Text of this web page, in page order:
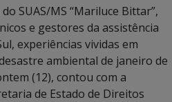
SUAS/MS “Mariluce Bittar”,
e gestores da assistência
experiências vividas em
ambiental de janeiro de
(12), contou com a
de Estado de Direitos